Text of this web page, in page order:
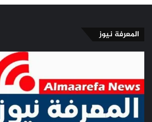
المعرفة نيوز